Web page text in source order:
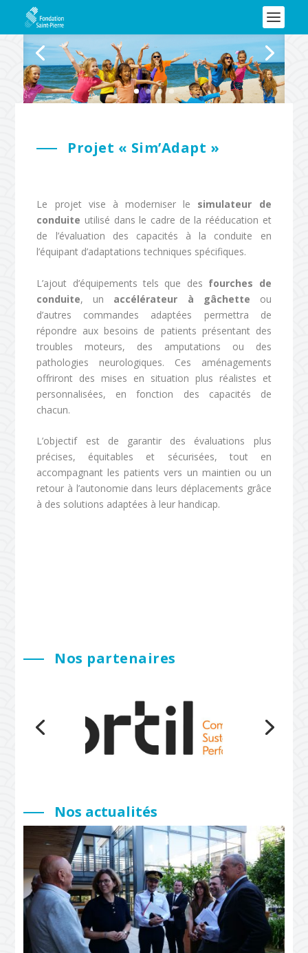
Projet « Sim’Adapt »
Le projet vise à moderniser le simulateur de
conduite utilisé dans le cadre de la rééducation et
de l’évaluation des capacités à la conduite en
l’équipant d’adaptations techniques spécifiques.
L’ajout d’équipements tels que des fourches de
conduite, un accélérateur à gâchette ou
d’autres commandes adaptées permettra de
répondre aux besoins de patients présentant des
troubles moteurs, des amputations ou des
pathologies neurologiques. Ces aménagements
offriront des mises en situation plus réalistes et
personnalisées, en fonction des capacités de
chacun.
L’objectif est de garantir des évaluations plus
précises, équitables et sécurisées, tout en
accompagnant les patients vers un maintien ou un
retour à l’autonomie dans leurs déplacements grâce
à des solutions adaptées à leur handicap.
Nos partenaires
Nos actualités